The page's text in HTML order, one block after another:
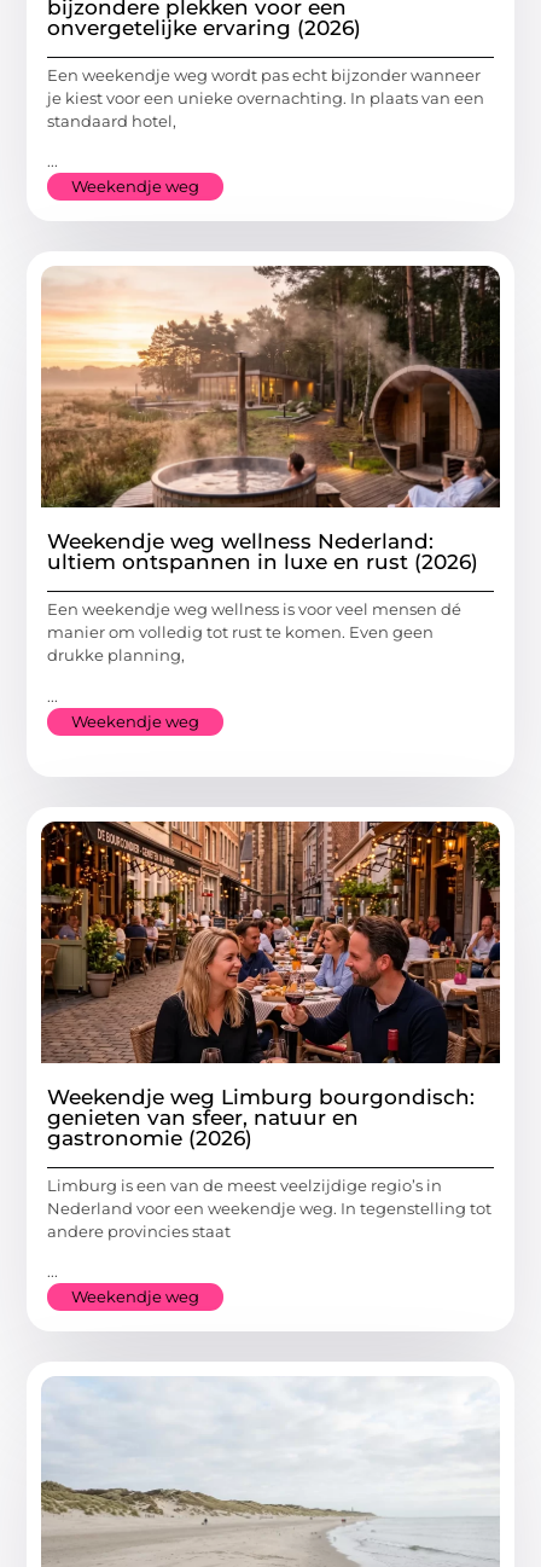
bijzondere plekken voor een
onvergetelijke ervaring (2026)
Een weekendje weg wordt pas echt bijzonder wanneer
je kiest voor een unieke overnachting. In plaats van een
standaard hotel,
...
Weekendje weg
Weekendje weg wellness Nederland:
ultiem ontspannen in luxe en rust (2026)
Een weekendje weg wellness is voor veel mensen dé
manier om volledig tot rust te komen. Even geen
drukke planning,
...
Weekendje weg
Weekendje weg Limburg bourgondisch:
genieten van sfeer, natuur en
gastronomie (2026)
Limburg is een van de meest veelzijdige regio’s in
Nederland voor een weekendje weg. In tegenstelling tot
andere provincies staat
...
Weekendje weg